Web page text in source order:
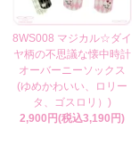
8WS008 マジカル☆ダイ
ヤ柄の不思議な懐中時計
オーバーニーソックス
(ゆめかわいい、ロリー
タ、ゴスロリ）)
2,900円(税込3,190円)